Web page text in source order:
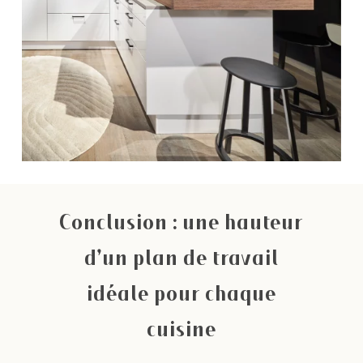
Conclusion : une hauteur
d’un plan de travail
idéale pour chaque
cuisine